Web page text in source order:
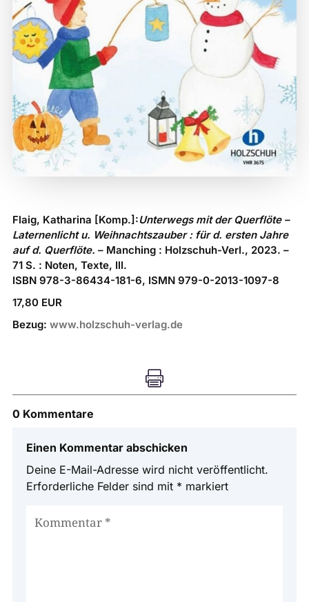
Flaig, Katharina [Komp.]:Unterwegs mit der Querflöte –
Laternenlicht u. Weihnachtszauber : für d. ersten Jahre
auf d. Querflöte. – Manching : Holzschuh-Verl., 2023. –
71 S. : Noten, Texte, Ill.
ISBN 978-3-86434-181-6, ISMN 979-0-2013-1097-8
17,80 EUR
Bezug: www.holzschuh-verlag.de

0 Kommentare
Einen Kommentar abschicken
Deine E-Mail-Adresse wird nicht veröffentlicht.
Erforderliche Felder sind mit * markiert